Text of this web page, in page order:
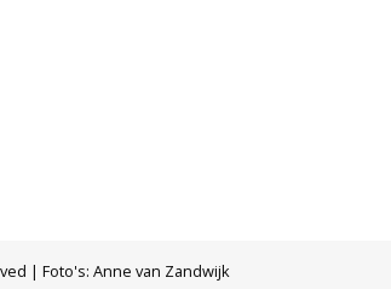
| Foto's: Anne van Zandwijk